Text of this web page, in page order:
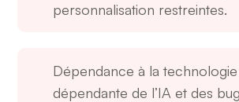
personnalisation restreintes.
Dépendance à la technologie
dépendante de l’IA et des